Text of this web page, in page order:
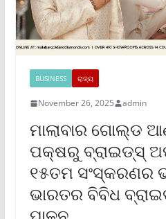
BUSINESS ରାଜ୍ୟ
November 26, 2025 admin
ମାଲାବାର ଗୋଲ୍ଡ
ପକ୍ଷରୁ ବ୍ରାଇଡ୍‌ସ୍
୧୫ତମ ସଂସ୍କରଣର
ଭାରତର ବିବିଧ